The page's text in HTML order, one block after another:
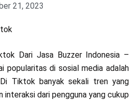
21, 2023
Dari Jasa Buzzer Indonesia –
popularitas di sosial media adalah
Tiktok banyak sekali tren yang
interaksi dari pengguna yang cukup